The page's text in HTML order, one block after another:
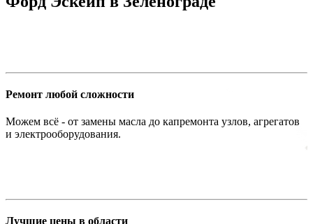
Ремонт любой сложности
Можем всё - от замены масла до капремонта узлов, агрегатов
и электрооборудования.
Лучшие цены в области